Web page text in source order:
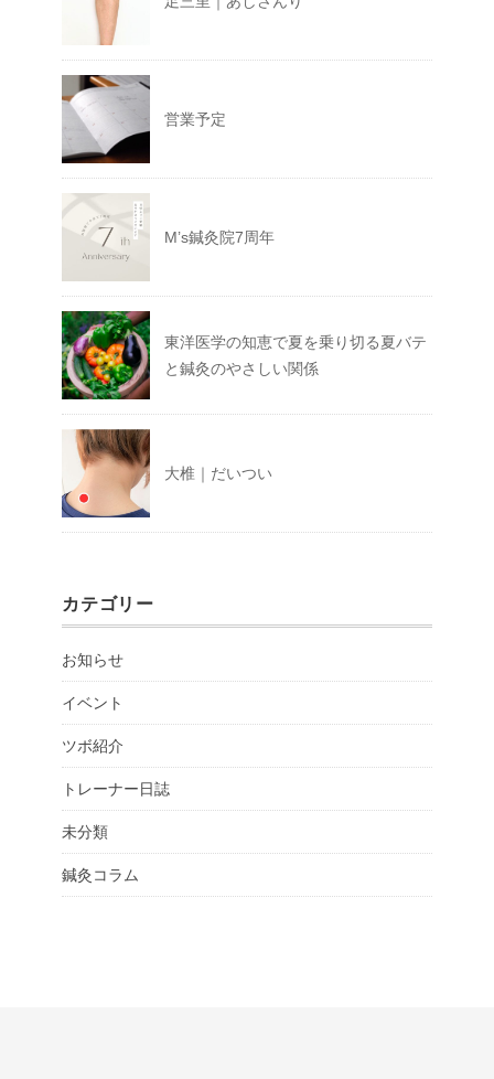
営業予定
M’s鍼灸院7周年
東洋医学の知恵で夏を乗り切る夏バテ
と鍼灸のやさしい関係
大椎｜だいつい
カテゴリー
お知らせ
イベント
ツボ紹介
トレーナー日誌
未分類
鍼灸コラム